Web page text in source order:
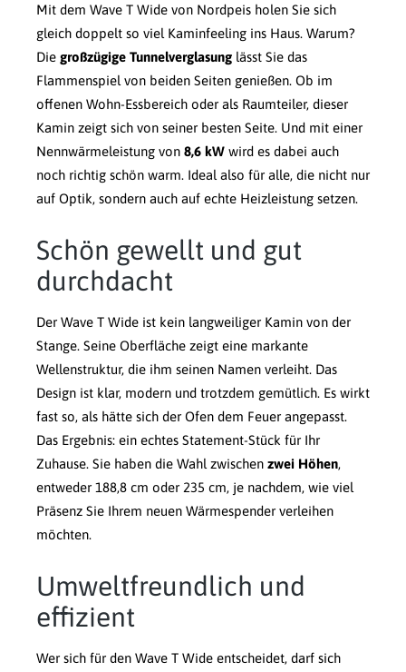
Mit dem Wave T Wide von Nordpeis holen Sie sich
gleich doppelt so viel Kaminfeeling ins Haus. Warum?
Die großzügige Tunnelverglasung lässt Sie das
Flammenspiel von beiden Seiten genießen. Ob im
offenen Wohn-Essbereich oder als Raumteiler, dieser
Kamin zeigt sich von seiner besten Seite. Und mit einer
Nennwärmeleistung von 8,6 kW wird es dabei auch
noch richtig schön warm. Ideal also für alle, die nicht nur
auf Optik, sondern auch auf echte Heizleistung setzen.
Schön gewellt und gut
durchdacht
Der Wave T Wide ist kein langweiliger Kamin von der
Stange. Seine Oberfläche zeigt eine markante
Wellenstruktur, die ihm seinen Namen verleiht. Das
Design ist klar, modern und trotzdem gemütlich. Es wirkt
fast so, als hätte sich der Ofen dem Feuer angepasst.
Das Ergebnis: ein echtes Statement-Stück für Ihr
Zuhause. Sie haben die Wahl zwischen zwei Höhen,
entweder 188,8 cm oder 235 cm, je nachdem, wie viel
Präsenz Sie Ihrem neuen Wärmespender verleihen
möchten.
Umweltfreundlich und
effizient
Wer sich für den Wave T Wide entscheidet, darf sich